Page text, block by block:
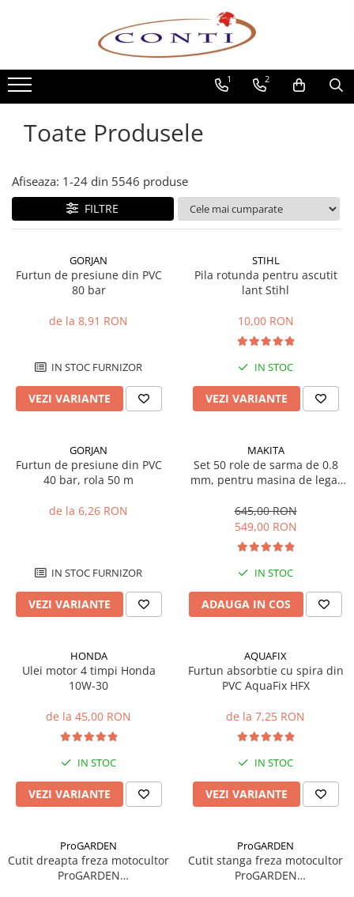
Toate Produsele
Casa si Gradina
Utilaje pentru gradina si accesorii
Atomizoare si Pulverizatoare
Fierastraie pentru busteni
Foarfeci de gradina
Masini de tuns iarba si accesorii
Motocoase si accesorii
Motocositori
Motosape si Motocultoare
Motoburghie
multifunctionale
Tocatoare de crengi si resturi
vegetale
Accesorii utilaje de gradina
Articole de bucatarie
Aparate de vidat
Masini de taitei
Masini de tocat carne
Masini de umplut carnati
Storcatoare de rosii
Accesorii articole de bucatarie
Mobilier gradina
Depozitare gradina
Gratare si accesorii
Piscine
Echipamente curatenie
Aspiratoare
Freze de zapada
1 2
Toate Produsele
Afiseaza: 1-24 din 5546 produse
FILTRE
GORJAN
Furtun de presiune din PVC
80 bar
de la 8,91 RON
IN STOC FURNIZOR
VEZI VARIANTE
STIHL
Pila rotunda pentru ascutit
lant Stihl
10,00 RON
IN STOC
VEZI VARIANTE
GORJAN
Furtun de presiune din PVC
40 bar, rola 50 m
de la 6,26 RON
IN STOC FURNIZOR
VEZI VARIANTE
MAKITA
Set 50 role de sarma de 0.8
mm, pentru masina de legat
645,00 RON
549,00 RON
IN STOC
ADAUGA IN COS
HONDA
Ulei motor 4 timpi Honda
10W-30
de la 45,00 RON
IN STOC
VEZI VARIANTE
AQUAFIX
Furtun absorbtie cu spira din
PVC AquaFix HFX
de la 7,25 RON
IN STOC
VEZI VARIANTE
ProGARDEN
Cutit dreapta freza motocultor
ProGARDEN
ProGARDEN
Cutit stanga freza motocultor
ProGARDEN